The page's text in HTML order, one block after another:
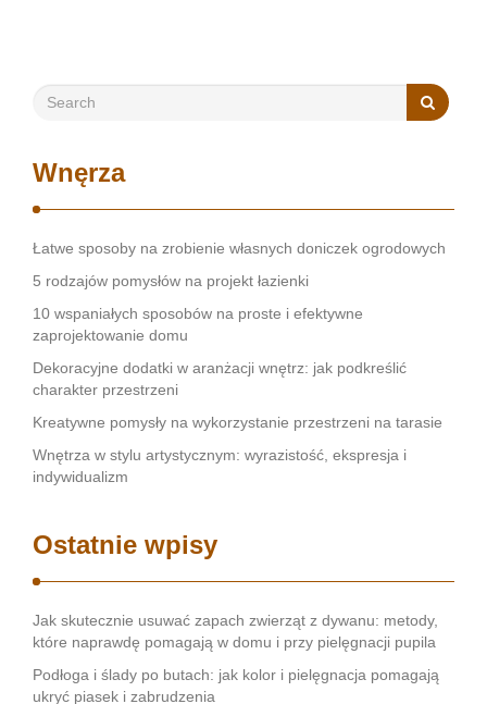
Wnęrza
Łatwe sposoby na zrobienie własnych doniczek ogrodowych
5 rodzajów pomysłów na projekt łazienki
10 wspaniałych sposobów na proste i efektywne
zaprojektowanie domu
Dekoracyjne dodatki w aranżacji wnętrz: jak podkreślić
charakter przestrzeni
Kreatywne pomysły na wykorzystanie przestrzeni na tarasie
Wnętrza w stylu artystycznym: wyrazistość, ekspresja i
indywidualizm
Ostatnie wpisy
Jak skutecznie usuwać zapach zwierząt z dywanu: metody,
które naprawdę pomagają w domu i przy pielęgnacji pupila
Podłoga i ślady po butach: jak kolor i pielęgnacja pomagają
ukryć piasek i zabrudzenia